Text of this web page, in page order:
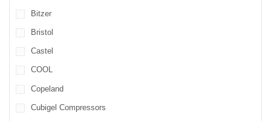
Bitzer
Bristol
Castel
COOL
Copeland
Cubigel Compressors